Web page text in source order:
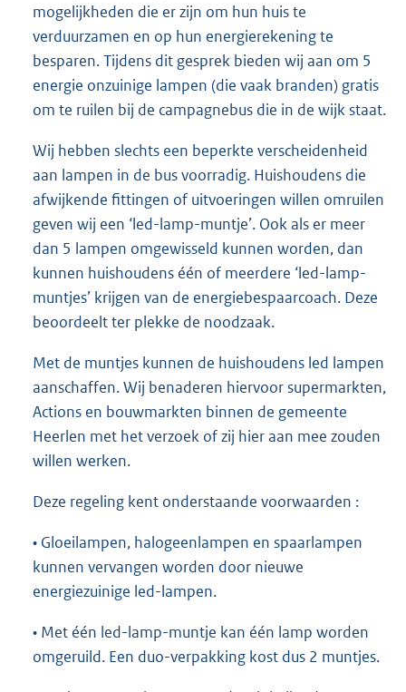
mogelijkheden die er zijn om hun huis te
verduurzamen en op hun energierekening te
besparen. Tijdens dit gesprek bieden wij aan om 5
energie onzuinige lampen (die vaak branden) gratis
om te ruilen bij de campagnebus die in de wijk staat.
Wij hebben slechts een beperkte verscheidenheid
aan lampen in de bus voorradig. Huishoudens die
afwijkende fittingen of uitvoeringen willen omruilen
geven wij een ‘led-lamp-muntje’. Ook als er meer
dan 5 lampen omgewisseld kunnen worden, dan
kunnen huishoudens één of meerdere ‘led-lamp-
muntjes’ krijgen van de energiebespaarcoach. Deze
beoordeelt ter plekke de noodzaak.
Met de muntjes kunnen de huishoudens led lampen
aanschaffen. Wij benaderen hiervoor supermarkten,
Actions en bouwmarkten binnen de gemeente
Heerlen met het verzoek of zij hier aan mee zouden
willen werken.
Deze regeling kent onderstaande voorwaarden :
• Gloeilampen, halogeenlampen en spaarlampen
kunnen vervangen worden door nieuwe
energiezuinige led-lampen.
• Met één led-lamp-muntje kan één lamp worden
omgeruild. Een duo-verpakking kost dus 2 muntjes.